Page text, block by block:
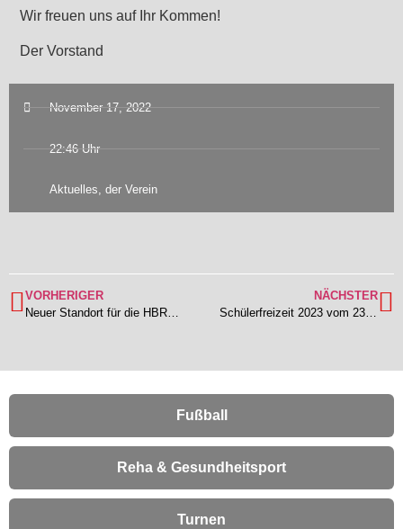
November 17, 2022
22:46 Uhr
Aktuelles, der Verein
Wir freuen uns auf Ihr Kommen!
Der Vorstand
VORHERIGER
NÄCHSTER
Fußball
Reha & Gesundheitsport
Turnen